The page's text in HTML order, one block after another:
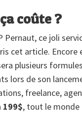
coûte ?
Pernaut, ce joli
cet article. Encore
plusieurs
lors de son
freelance,
199$, tout le